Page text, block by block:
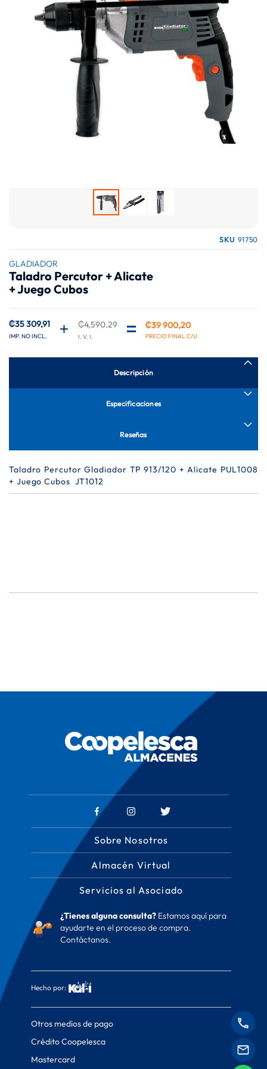
SKU 91750
GLADIADOR
Taladro Percutor + Alicate
+ Juego Cubos
₡39 900,20
₡4,590.29
₡35 309,91
imágenes
comienzo
de
la
imágenes
Descripción
Taladro Percutor Gladiador TP 913/120 + Alicate PUL1008
+ Juego Cubos JT1012
Especificaciones
Reseñas
Sobre Nosotros
Almacén Virtual
Servicios al Asociado
¿Tienes alguna consulta?Estamos aquí para
ayudarte en el proceso de compra.
Contáctanos.
Hecho por:
Otros medios de pago
Crédito Coopelesca
Mastercard